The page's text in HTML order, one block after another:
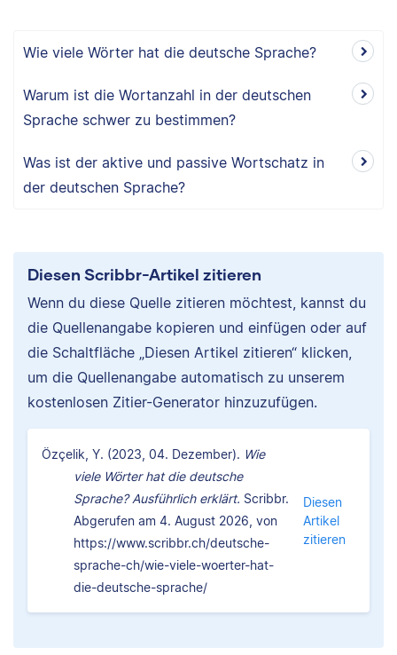
Wie viele Wörter hat die deutsche Sprache?
Warum ist die Wortanzahl in der deutschen
Sprache schwer zu bestimmen?
Was ist der aktive und passive Wortschatz in
der deutschen Sprache?
Diesen Scribbr-Artikel zitieren
Wenn du diese Quelle zitieren möchtest, kannst du
die Quellenangabe kopieren und einfügen oder auf
die Schaltfläche „Diesen Artikel zitieren“ klicken,
um die Quellenangabe automatisch zu unserem
kostenlosen Zitier-Generator hinzuzufügen.
Özçelik, Y. (2023, 04. Dezember). Wie
viele Wörter hat die deutsche
Sprache? Ausführlich erklärt. Scribbr.
Abgerufen am 4. August 2026, von
https://www.scribbr.ch/deutsche-
sprache-ch/wie-viele-woerter-hat-
die-deutsche-sprache/
Diesen
Artikel
zitieren